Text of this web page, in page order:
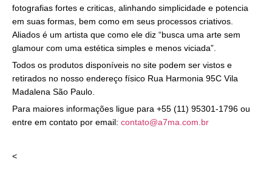
fotografias fortes e criticas, alinhando simplicidade e potencia
em suas formas, bem como em seus processos criativos.
Aliados é um artista que como ele diz “busca uma arte sem
glamour com uma estética simples e menos viciada”.
Todos os produtos disponíveis no site podem ser vistos e
retirados no nosso endereço físico Rua Harmonia 95C Vila
Madalena São Paulo.
Para maiores informações ligue para +55 (11) 95301-1796 ou
entre em contato por email: contato@a7ma.com.br
<